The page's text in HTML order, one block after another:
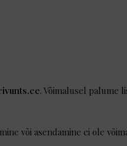
. Võimalusel palume
või asendamine ei ole